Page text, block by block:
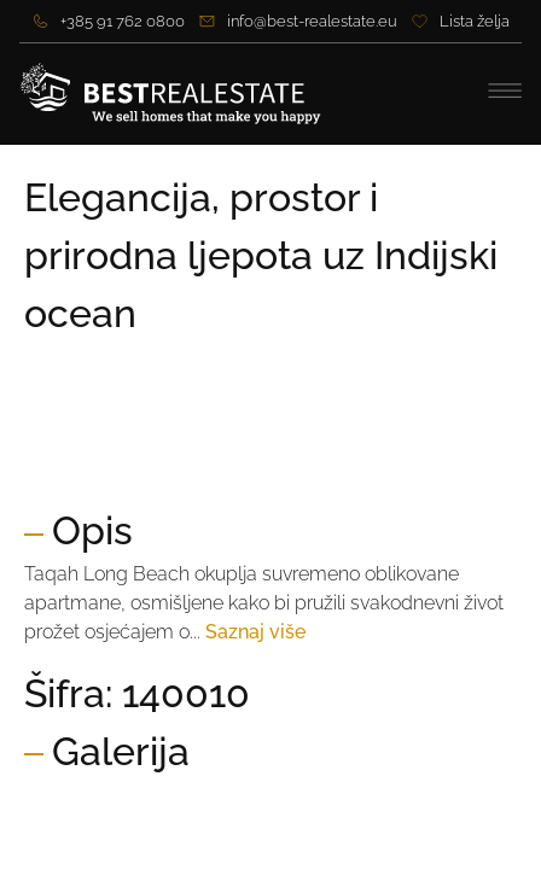
+385 91 762 0800 info@best-realestate.eu Lista želja
Elegancija, prostor i
prirodna ljepota uz Indijski
ocean
Opis
Taqah Long Beach okuplja suvremeno oblikovane
apartmane, osmišljene kako bi pružili svakodnevni život
prožet osjećajem o... Saznaj više
Šifra: 140010
Galerija